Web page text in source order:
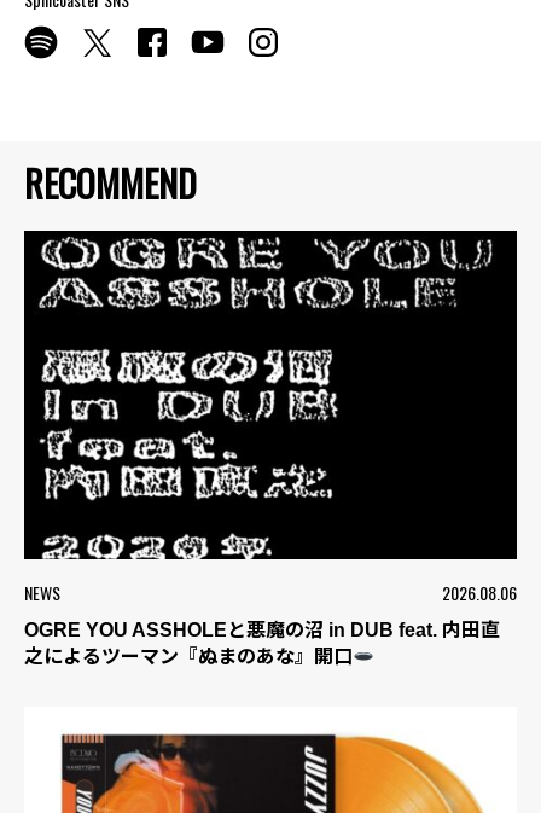
RECOMMEND
NEWS 2026.08.06
OGRE YOU ASSHOLEと悪魔の沼 in DUB feat. 内田直
之によるツーマン『ぬまのあな』開口